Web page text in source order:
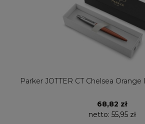
Parker JOTTER CT Chelsea Orange
68,82 zł
netto: 55,95 zł